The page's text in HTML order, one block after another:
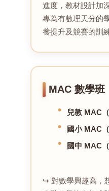
進度，教材設計加
專為有數理天分的
養提升及競賽的訓練
MAC 數學班
兒教 MAC
國小 MAC
國中 MAC
↪ 對數學興趣高，